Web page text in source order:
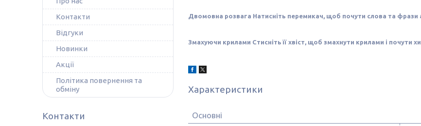
Двомовна розвага Натисніть перемикач, щоб почути слова та фрази
Змахуючи крилами Стисніть її хвіст, щоб змахнути крилами і почути
Характеристики
Основні
Контакти
Відгуки
Новинки
Акції
Політика повернення та
обміну
Контакти